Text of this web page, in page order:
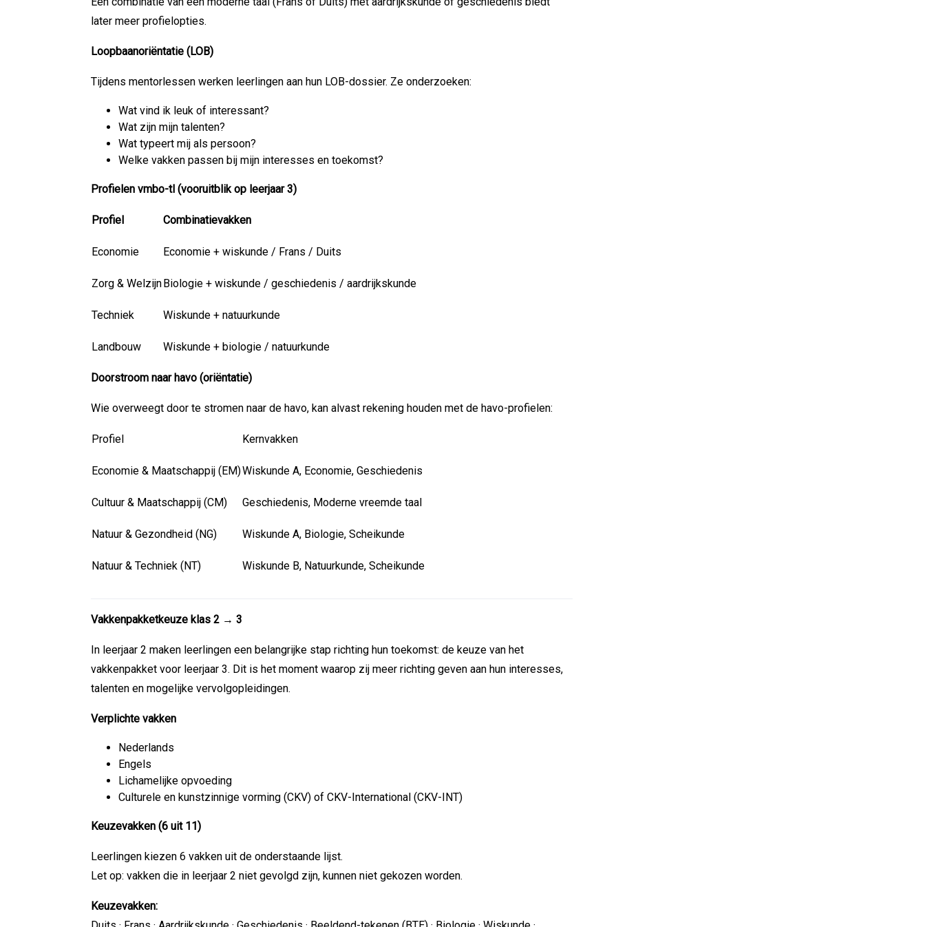
later meer profielopties.
Loopbaanoriëntatie (LOB)
Tijdens mentorlessen werken leerlingen aan hun LOB-dossier. Ze onderzoeken:
Wat vind ik leuk of interessant?
Wat zijn mijn talenten?
Wat typeert mij als persoon?
Welke vakken passen bij mijn interesses en toekomst?
Profielen vmbo-tl (vooruitblik op leerjaar 3)
Profiel Combinatievakken
Economie Economie + wiskunde / Frans / Duits
Zorg & WelzijnBiologie + wiskunde / geschiedenis / aardrijkskunde
Techniek Wiskunde + natuurkunde
Landbouw Wiskunde + biologie / natuurkunde
Doorstroom naar havo (oriëntatie)
Wie overweegt door te stromen naar de havo, kan alvast rekening houden met de havo-profielen:
Profiel Kernvakken
Economie & Maatschappij (EM)Wiskunde A, Economie, Geschiedenis
Cultuur & Maatschappij (CM) Geschiedenis, Moderne vreemde taal
Natuur & Gezondheid (NG) Wiskunde A, Biologie, Scheikunde
Natuur & Techniek (NT) Wiskunde B, Natuurkunde, Scheikunde
Vakkenpakketkeuze klas 2 → 3
In leerjaar 2 maken leerlingen een belangrijke stap richting hun toekomst: de keuze van het
vakkenpakket voor leerjaar 3. Dit is het moment waarop zij meer richting geven aan hun interesses,
talenten en mogelijke vervolgopleidingen.
Verplichte vakken
Nederlands
Engels
Lichamelijke opvoeding
Culturele en kunstzinnige vorming (CKV) of CKV-International (CKV-INT)
Keuzevakken (6 uit 11)
Leerlingen kiezen 6 vakken uit de onderstaande lijst.
Let op: vakken die in leerjaar 2 niet gevolgd zijn, kunnen niet gekozen worden.
Keuzevakken: